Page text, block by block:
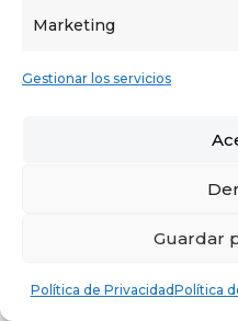
Marketing
Gestionar los servicios
Guardar
Política de PrivacidadPolítica
AVISO LEGAL